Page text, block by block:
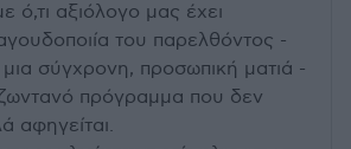
ό,τι αξιόλογο μας έχει
του παρελθόντος -
σύγχρονη, προσωπική ματιά -
πρόγραμμα που δεν
αφηγείται.